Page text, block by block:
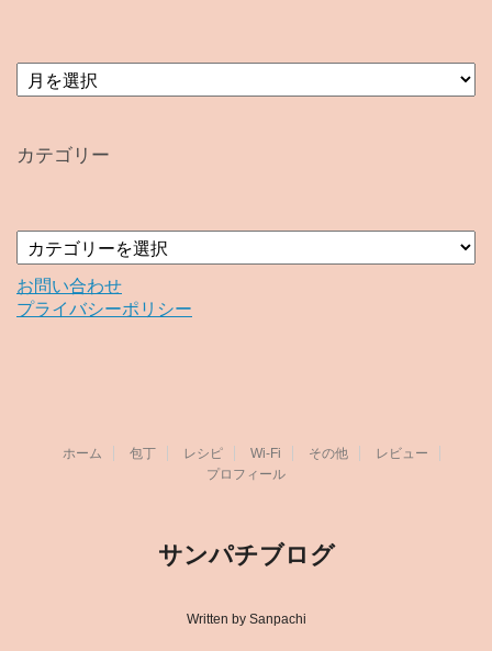
ア
ー
ブ
カテゴリー
テ
ゴ
リ
お問い合わせ
プライバシーポリシー
ホーム 包丁 レシピ Wi-Fi その他
レビュー
プロフィール
サンパチブログ
Written by Sanpachi